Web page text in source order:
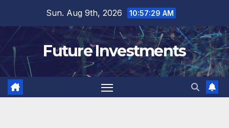
content
Sun. Aug 9th, 2026 10:57:29 AM
Future Investments